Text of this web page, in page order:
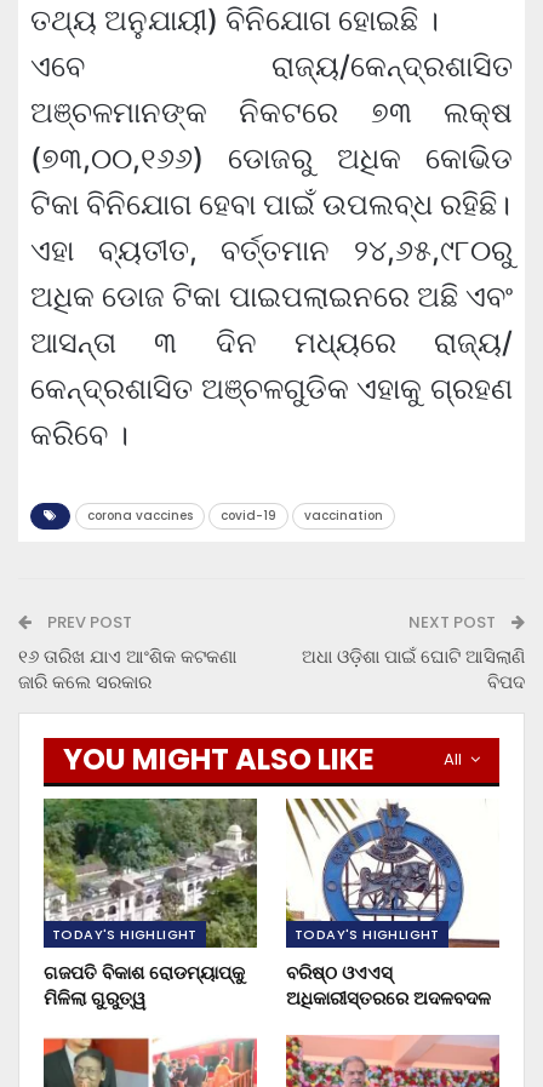
ତଥ୍ୟ ଅନୁଯାୟୀ) ବିନିଯୋଗ ହୋଇଛି ।
ଏବେ ରାଜ୍ୟ/କେନ୍ଦ୍ରଶାସିତ
ଅଞ୍ଚଳମାନଙ୍କ ନିକଟରେ ୭୩ ଲକ୍ଷ
(୭୩,୦୦,୧୬୬) ଡୋଜରୁ ଅଧିକ କୋଭିଡ
ଟିକା ବିନିଯୋଗ ହେବା ପାଇଁ ଉପଲବ୍ଧ ରହିଛି।
ଏହା ବ୍ୟତୀତ, ବର୍ତ୍ତମାନ ୨୪,୬୫,୯୮୦ରୁ
ଅଧିକ ଡୋଜ ଟିକା ପାଇପଲାଇନରେ ଅଛି ଏବଂ
ଆସନ୍ତା ୩ ଦିନ ମଧ୍ୟରେ ରାଜ୍ୟ/
କେନ୍ଦ୍ରଶାସିତ ଅଞ୍ଚଳଗୁଡିକ ଏହାକୁ ଗ୍ରହଣ
କରିବେ ।
corona vaccines covid-19 vaccination
PREV POST
୧୬ ତାରିଖ ଯାଏ ଆଂଶିକ କଟକଣା
ଜାରି କଲେ ସରକାର
NEXT POST
ଅଧା ଓଡ଼ିଶା ପାଇଁ ଘୋଟି ଆସିଲାଣି
ବିପଦ
All
YOU MIGHT ALSO LIKE
TODAY'S HIGHLIGHT
ଗଜପତି ବିକାଶ ରୋଡମ୍ୟାପ୍‌କୁ
ମିଳିଲା ଗୁରୁତ୍ୱ
TODAY'S HIGHLIGHT
ବରିଷ୍ଠ ଓଏଏସ୍‌
ଅଧିକାରୀସ୍ତରରେ ଅଦଳବଦଳ